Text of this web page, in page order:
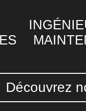
Découvrez